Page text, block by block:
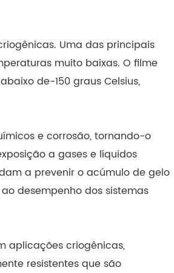
Uma das principais
muito baixas. O filme
de-150 graus Celsius,
e corrosão, tornando-o
a gases e líquidos
a prevenir o acúmulo de gelo
desempenho dos sistemas
aplicações criogênicas,
resistentes que são